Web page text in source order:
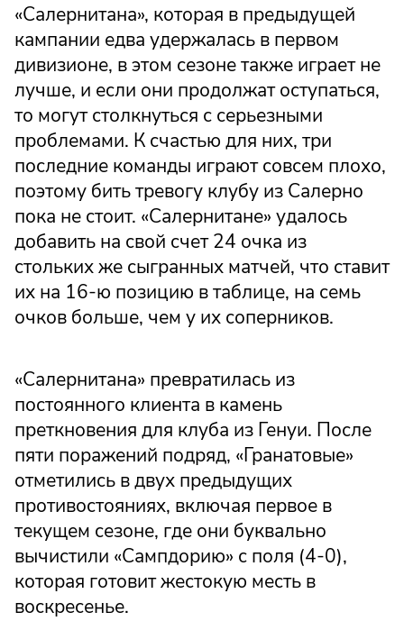
«Салернитана», которая в предыдущей
кампании едва удержалась в первом
дивизионе, в этом сезоне также играет не
лучше, и если они продолжат оступаться,
то могут столкнуться с серьезными
проблемами. К счастью для них, три
последние команды играют совсем плохо,
поэтому бить тревогу клубу из Салерно
пока не стоит. «Салернитане» удалось
добавить на свой счет 24 очка из
стольких же сыгранных матчей, что ставит
их на 16-ю позицию в таблице, на семь
очков больше, чем у их соперников.
«Салернитана» превратилась из
постоянного клиента в камень
преткновения для клуба из Генуи. После
пяти поражений подряд, «Гранатовые»
отметились в двух предыдущих
противостояниях, включая первое в
текущем сезоне, где они буквально
вычистили «Сампдорию» с поля (4-0),
которая готовит жестокую месть в
воскресенье.